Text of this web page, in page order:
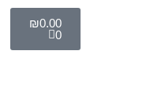
₪0.00
0